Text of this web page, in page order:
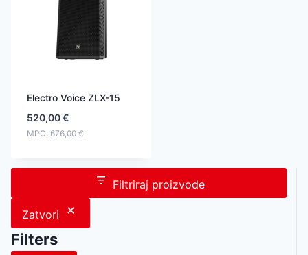
Electro Voice ZLX-15
520,00€
MPC: 676,00€
Filtriraj proizvode
Zatvori
Filters